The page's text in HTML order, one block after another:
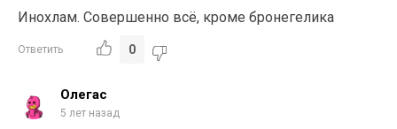
Инохлам. Совершенно всё, кроме бронегелика
Ответить 0
Олегас
5 лет назад